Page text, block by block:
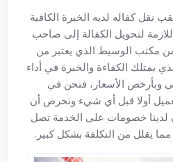
كفاله لديه الخبرة الكافية
لتحويل الكفالة إلى صاحب
مكتب الوسيط الذي يعتبر من
يمتلك الكفاءة والخبرة في أداء
وبأرخص الأسعار، فنحن في
أولا قبل أي شيء ونحرص أن
لدينا خصومات على الخدمة تصل